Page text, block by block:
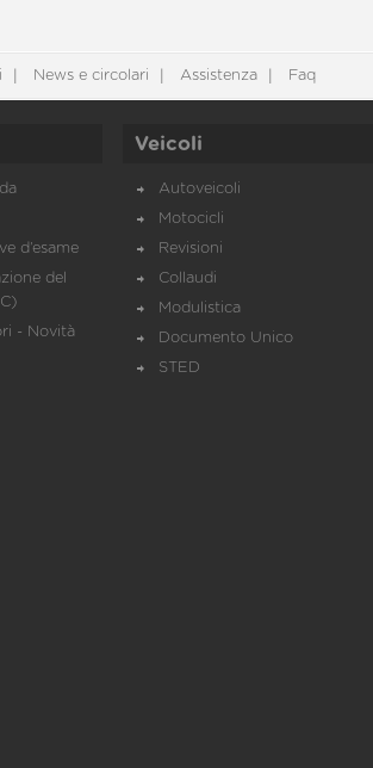
News e circolari Assistenza Faq
d’esame
del
- Novità
Veicoli
Autoveicoli
Motocicli
Revisioni
Collaudi
Modulistica
Documento Unico
STED